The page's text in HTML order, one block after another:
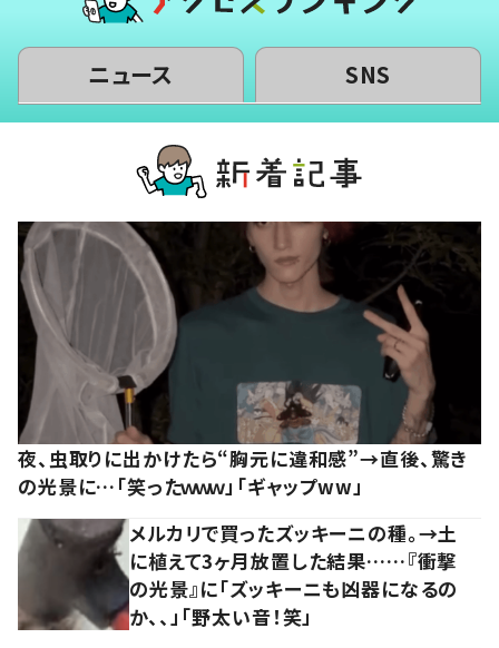
ニュース SNS
夜、虫取りに出かけたら“胸元に違和感”→直後、驚き
の光景に…「笑ったｗｗｗ」「ギャップww」
メルカリで買ったズッキーニの種。→土
に植えて3ヶ月放置した結果……『衝撃
の光景』に「ズッキーニも凶器になるの
か、、」「野太い音！笑」